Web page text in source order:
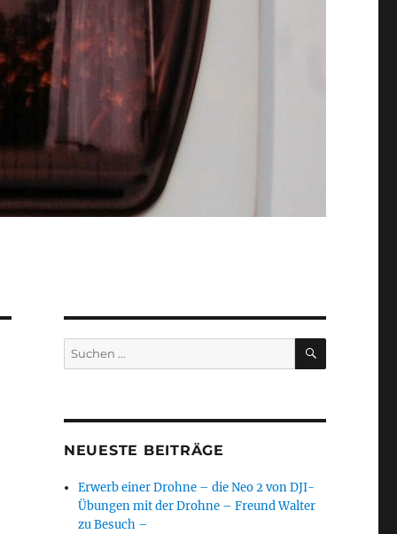
Suchen
nach:
SUCHEN
NEUESTE BEITRÄGE
Erwerb einer Drohne – die Neo 2 von DJI-
Übungen mit der Drohne – Freund Walter
zu Besuch –